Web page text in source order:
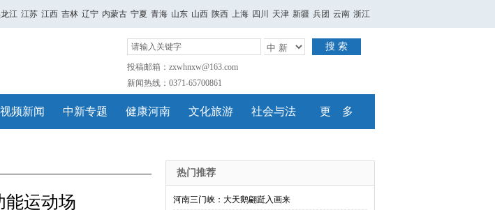
江 江苏 江西 吉林 辽宁 内蒙古 宁夏 青海 山东 山西 陕西 上海 四川 天津 新疆 兵团 云南 浙江
搜 索
投稿邮箱：zxwhnxw@163.com
新闻热线：0371-65700861
视频新闻 中新专题 健康河南 文化旅游 社会与法 更 多
能运动场
热门推荐
河南三门峡：大天鹅翩跹入画来